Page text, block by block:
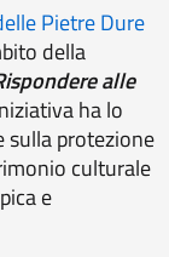
Pietre Dure
della
alle
ha lo
sulla protezione
culturale
e